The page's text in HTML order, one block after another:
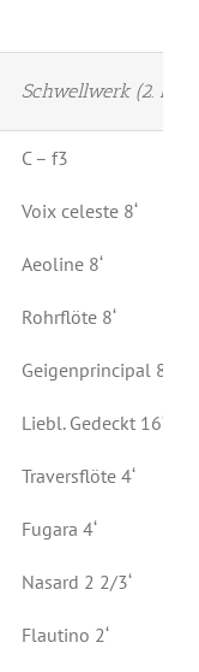
Schwellwerk (2.
C – f3
Voix celeste 8‘
Aeoline 8‘
Rohrflöte 8‘
Geigenprincipal 8‘
Liebl. Gedeckt 16‘
Traversflöte 4‘
Fugara 4‘
Nasard 2 2/3‘
Flautino 2‘